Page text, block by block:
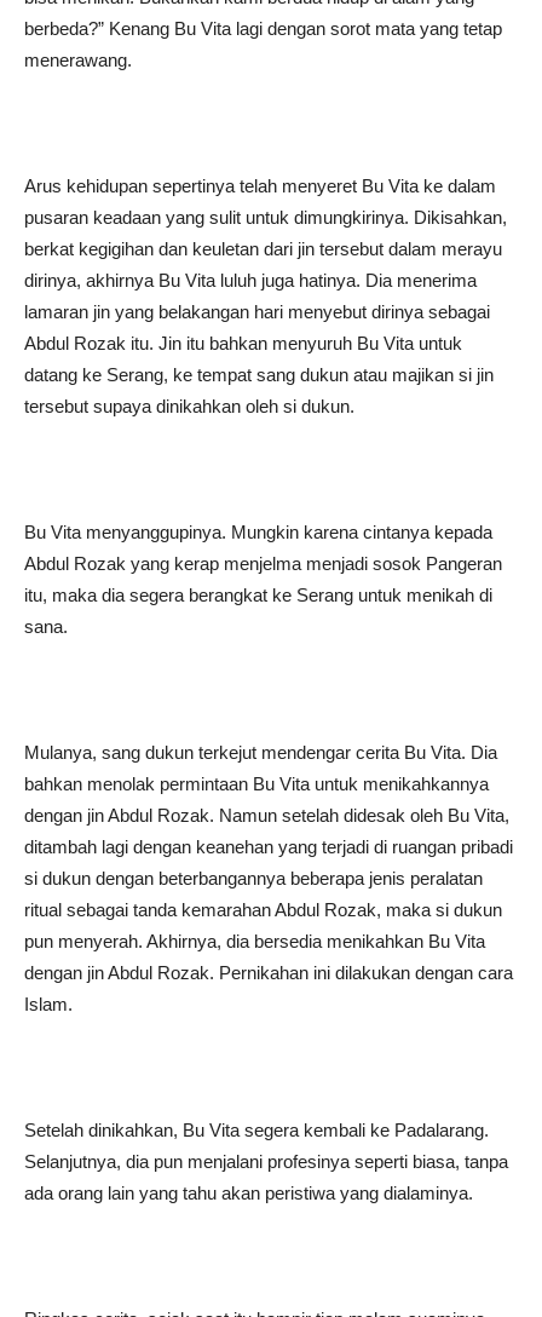
berbeda?” Kenang Bu Vita lagi dengan sorot mata yang tetap
menerawang.
Arus kehidupan sepertinya telah menyeret Bu Vita ke dalam
pusaran keadaan yang sulit untuk dimungkirinya. Dikisahkan,
berkat kegigihan dan keuletan dari jin tersebut dalam merayu
dirinya, akhirnya Bu Vita luluh juga hatinya. Dia menerima
lamaran jin yang belakangan hari menyebut dirinya sebagai
Abdul Rozak itu. Jin itu bahkan menyuruh Bu Vita untuk
datang ke Serang, ke tempat sang dukun atau majikan si jin
tersebut supaya dinikahkan oleh si dukun.
Bu Vita menyanggupinya. Mungkin karena cintanya kepada
Abdul Rozak yang kerap menjelma menjadi sosok Pangeran
itu, maka dia segera berangkat ke Serang untuk menikah di
sana.
Mulanya, sang dukun terkejut mendengar cerita Bu Vita. Dia
bahkan menolak permintaan Bu Vita untuk menikahkannya
dengan jin Abdul Rozak. Namun setelah didesak oleh Bu Vita,
ditambah lagi dengan keanehan yang terjadi di ruangan pribadi
si dukun dengan beterbangannya beberapa jenis peralatan
ritual sebagai tanda kemarahan Abdul Rozak, maka si dukun
pun menyerah. Akhirnya, dia bersedia menikahkan Bu Vita
dengan jin Abdul Rozak. Pernikahan ini dilakukan dengan cara
Islam.
Setelah dinikahkan, Bu Vita segera kembali ke Padalarang.
Selanjutnya, dia pun menjalani profesinya seperti biasa, tanpa
ada orang lain yang tahu akan peristiwa yang dialaminya.